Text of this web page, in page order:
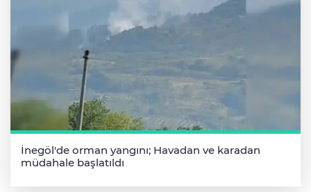
İnegöl'de orman yangını; Havadan ve karadan
müdahale başlatıldı